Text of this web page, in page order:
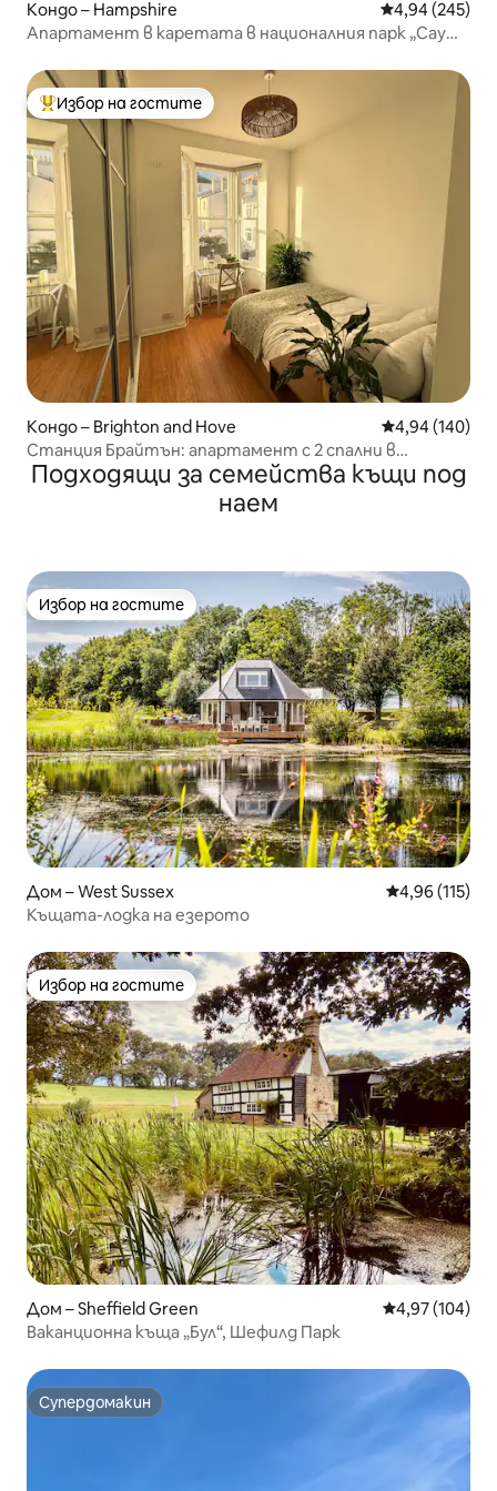
Кондо – Hampshire Средна
4,94 (245)
Апартамент в каретата в националния парк „Саут
Най-популярен избор на гостите
Избор на гостите
Кондо – Brighton and Hove Средна
4,94 (140)
Станция Брайтън: апартамент с 2 спални в
центъра на Брайтън
Подходящи за семейства къщи под
наем
Избор на гостите
Избор на гостите
Дом – West Sussex Средна
4,96 (115)
Къщата-лодка на езерото
Избор на гостите
Избор на гостите
Дом – Sheffield Green Средна
4,97 (104)
Ваканционна къща „Бул“, Шефилд Парк
Супердомакин
Супердомакин